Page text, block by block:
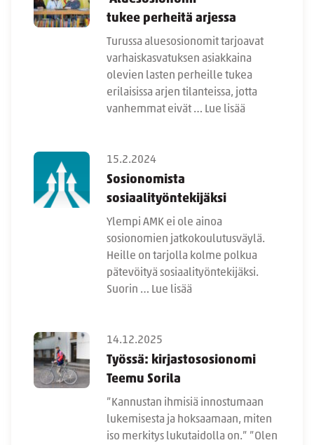
tukee perheitä arjessa
Turussa aluesosionomit tarjoavat
varhaiskasvatuksen asiakkaina
olevien lasten perheille tukea
erilaisissa arjen tilanteissa, jotta
vanhemmat eivät … Lue lisää
15.2.2024
Sosionomista
sosiaalityöntekijäksi
Ylempi AMK ei ole ainoa
sosionomien jatkokoulutusväylä.
Heille on tarjolla kolme polkua
pätevöityä sosiaalityöntekijäksi.
Suorin … Lue lisää
14.12.2025
Työssä: kirjastososionomi
Teemu Sorila
”Kannustan ihmisiä innostumaan
lukemisesta ja hoksaamaan, miten
iso merkitys lukutaidolla on.” ”Olen